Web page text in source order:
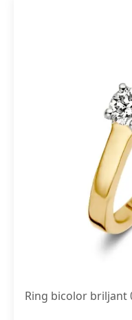
Ring bicolor briljant